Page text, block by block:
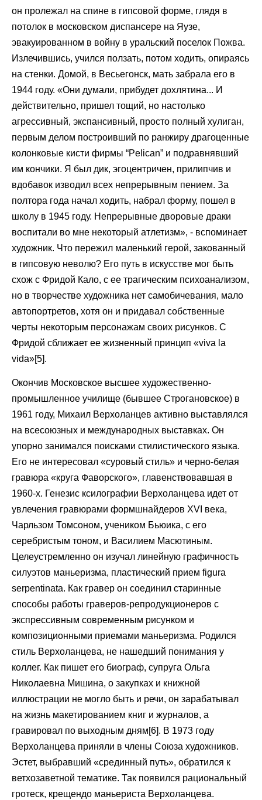
он пролежал на спине в гипсовой форме, глядя в
потолок в московском диспансере на Яузе,
эвакуированном в войну в уральский поселок Пожва.
Излечившись, учился ползать, потом ходить, опираясь
на стенки. Домой, в Весьегонск, мать забрала его в
1944 году. «Они думали, прибудет дохлятина... И
действительно, пришел тощий, но настолько
агрессивный, экспансивный, просто полный хулиган,
первым делом построивший по ранжиру драгоценные
колонковые кисти фирмы “Pelican” и подравнявший
им кончики. Я был дик, эгоцентричен, прилипчив и
вдобавок изводил всех непрерывным пением. За
полтора года начал ходить, набрал форму, пошел в
школу в 1945 году. Непрерывные дворовые драки
воспитали во мне некоторый атлетизм», - вспоминает
художник. Что пережил маленький герой, закованный
в гипсовую неволю? Его путь в искусстве мог быть
схож с Фридой Кало, с ее трагическим психоанализом,
но в творчестве художника нет самобичевания, мало
автопортретов, хотя он и придавал собственные
черты некоторым персонажам своих рисунков. С
Фридой сближает ее жизненный принцип «viva la
vida»[5].
Окончив Московское высшее художественно-
промышленное училище (бывшее Строгановское) в
1961 году, Михаил Верхоланцев активно выставлялся
на всесоюзных и международных выставках. Он
упорно занимался поисками стилистического языка.
Его не интересовал «суровый стиль» и черно-белая
гравюра «круга Фаворского», главенствовавшая в
1960-х. Генезис ксилографии Верхоланцева идет от
увлечения гравюрами формшнайдеров XVI века,
Чарльзом Томсоном, учеником Бьюика, с его
серебристым тоном, и Василием Масютиным.
Целеустремленно он изучал линейную графичность
силуэтов маньеризма, пластический прием figura
serpentinata. Как гравер он соединил старинные
способы работы граверов-репродукционеров с
экспрессивным современным рисунком и
композиционными приемами маньеризма. Родился
стиль Верхоланцева, не нашедший понимания у
коллег. Как пишет его биограф, супруга Ольга
Николаевна Мишина, о закупках и книжной
иллюстрации не могло быть и речи, он зарабатывал
на жизнь макетированием книг и журналов, а
гравировал по выходным дням[6]. В 1973 году
Верхоланцева приняли в члены Союза художников.
Эстет, выбравший «срединный путь», обратился к
ветхозаветной тематике. Так появился рациональный
гротеск, крещендо маньериста Верхоланцева.